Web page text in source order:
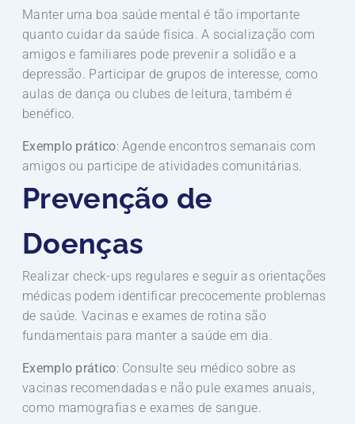
Manter uma boa saúde mental é tão importante
quanto cuidar da saúde física. A socialização com
amigos e familiares pode prevenir a solidão e a
depressão. Participar de grupos de interesse, como
aulas de dança ou clubes de leitura, também é
benéfico.
Exemplo prático: Agende encontros semanais com
amigos ou participe de atividades comunitárias.
Prevenção de
Doenças
Realizar check-ups regulares e seguir as orientações
médicas podem identificar precocemente problemas
de saúde. Vacinas e exames de rotina são
fundamentais para manter a saúde em dia.
Exemplo prático: Consulte seu médico sobre as
vacinas recomendadas e não pule exames anuais,
como mamografias e exames de sangue.